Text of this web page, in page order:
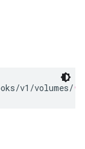
v1/volumes/